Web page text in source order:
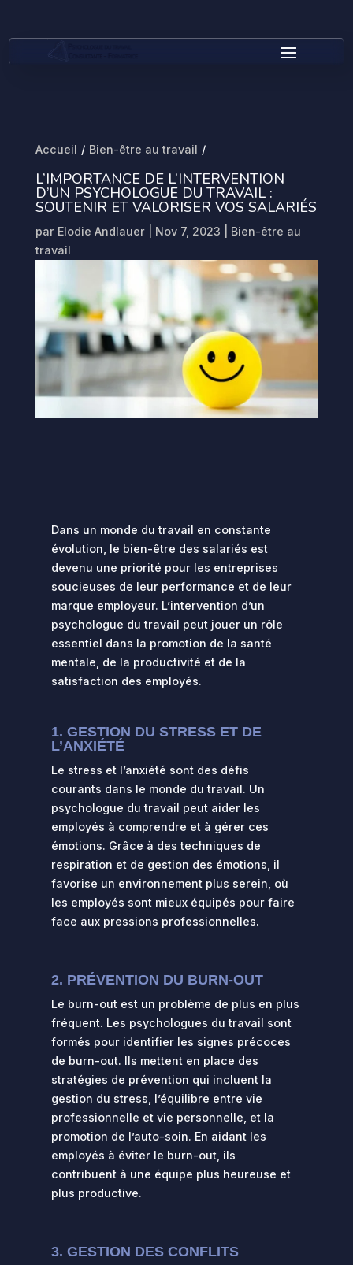
Accueil / Bien-être au travail /
L’IMPORTANCE DE L’INTERVENTION
D’UN PSYCHOLOGUE DU TRAVAIL :
SOUTENIR ET VALORISER VOS SALARIÉS
par Elodie Andlauer| Nov 7, 2023
Bien-être au
travail
Dans un monde du travail en constante
évolution, le bien-être des salariés est
devenu une priorité pour les entreprises
soucieuses de leur performance et de leur
marque employeur. L’intervention d’un
psychologue du travail peut jouer un rôle
essentiel dans la promotion de la santé
mentale, de la productivité et de la
satisfaction des employés.
1. GESTION DU STRESS ET DE
L’ANXIÉTÉ
Le stress et l’anxiété sont des défis
courants dans le monde du travail. Un
psychologue du travail peut aider les
employés à comprendre et à gérer ces
émotions. Grâce à des techniques de
respiration et de gestion des émotions, il
favorise un environnement plus serein, où
les employés sont mieux équipés pour faire
face aux pressions professionnelles.
2. PRÉVENTION DU BURN-OUT
Le burn-out est un problème de plus en plus
fréquent. Les psychologues du travail sont
formés pour identifier les signes précoces
de burn-out. Ils mettent en place des
stratégies de prévention qui incluent la
gestion du stress, l’équilibre entre vie
professionnelle et vie personnelle, et la
promotion de l’auto-soin. En aidant les
employés à éviter le burn-out, ils
contribuent à une équipe plus heureuse et
plus productive.
3. GESTION DES CONFLITS